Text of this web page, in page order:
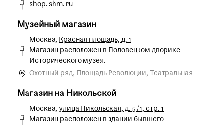
shop. shm. ru
Музейный магазин
Москва, Красная площадь, д. 1
Магазин расположен в Половецком дворике
Исторического музея.
Охотный ряд, Площадь Революции, Театральная
Магазин на Никольской
Москва, улица Никольская, д. 5/1, стр. 1
Магазин расположен в здании бывшего